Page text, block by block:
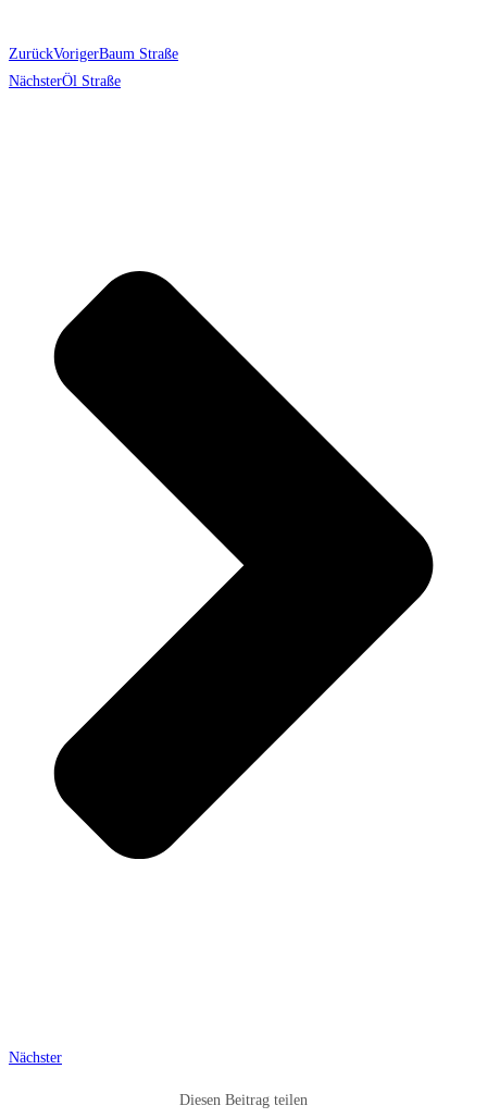
ZurückVorigerBaum Straße
NächsterÖl Straße
Nächster
Diesen Beitrag teilen